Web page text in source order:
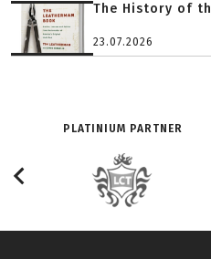
The History of
23.07.2026
PLATINIUM PARTNER